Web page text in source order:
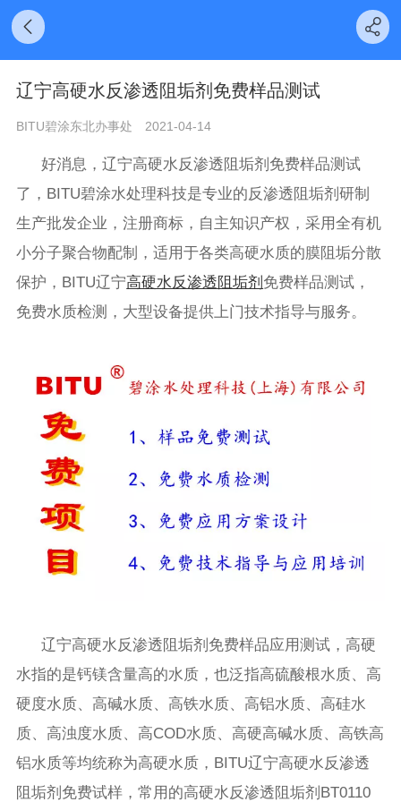
辽宁高硬水反渗透阻垢剂免费样品测试
BITU碧涂东北办事处 2021-04-14
好消息，辽宁高硬水反渗透阻垢剂免费样品测试
了，BITU碧涂水处理科技是专业的反渗透阻垢剂研制
生产批发企业，注册商标，自主知识产权，采用全有机
小分子聚合物配制，适用于各类高硬水质的膜阻垢分散
保护，BITU辽宁高硬水反渗透阻垢剂 免费样品测试，
免费水质检测，大型设备提供上门技术指导与服务。
辽宁高硬水反渗透阻垢剂免费样品应用测试，高硬
水指的是钙镁含量高的水质，也泛指高硫酸根水质、高
硬度水质、高碱水质、高铁水质、高铝水质、高硅水
质、高浊度水质、高COD水质、高硬高碱水质、高铁高
铝水质等均统称为高硬水质，BITU辽宁高硬水反渗透
阻垢剂免费试样，常用的高硬水反渗透阻垢剂BT0110